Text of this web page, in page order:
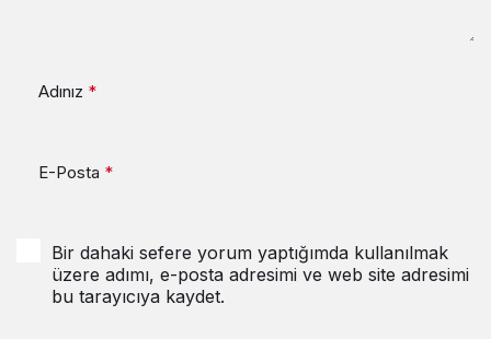
Adınız *
E-Posta *
Bir dahaki sefere yorum yaptığımda kullanılmak
üzere adımı, e-posta adresimi ve web site adresimi
bu tarayıcıya kaydet.